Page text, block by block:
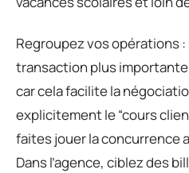
Regroupez vos opérations
transaction plus
car cela facilite la
explicitement le “cours
faites jouer la concurrence
Dans l’agence, ciblez des